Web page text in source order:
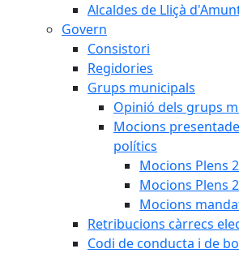
Alcaldes de Lliçà
Govern
Consistori
Regidories
Grups municipals
Opinió dels grups
Mocions
polítics
Mocions Plens
Mocions Plens
Mocions
Retribucions càrrecs
Codi de conducta i de